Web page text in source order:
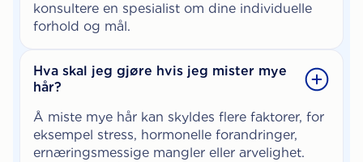
konsultere en spesialist om dine individuelle
forhold og mål.
Hva skal jeg gjøre hvis jeg mister mye
hår?
Å miste mye hår kan skyldes flere faktorer, for
eksempel stress, hormonelle forandringer,
ernæringsmessige mangler eller arvelighet.